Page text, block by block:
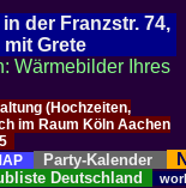
der Franzstr. 74,
Grete
Wärmebilder Ihres
(Hochzeiten,
im Raum Köln Aachen
Party-Kalender
Deutschland